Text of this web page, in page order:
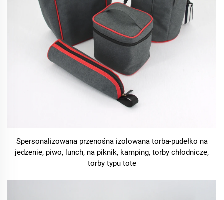
Spersonalizowana przenośna izolowana torba-pudełko na
jedzenie, piwo, lunch, na piknik, kamping, torby chłodnicze,
torby typu tote